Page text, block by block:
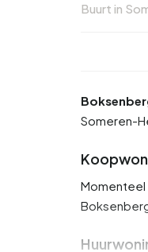
Buurt in
Someren-
Momenteel